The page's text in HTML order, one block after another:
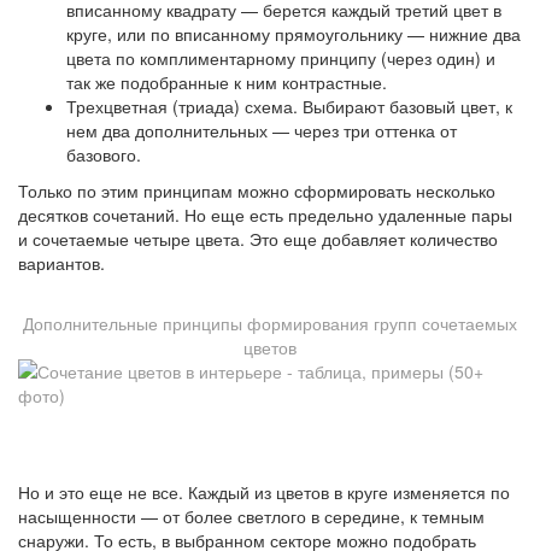
вписанному квадрату — берется каждый третий цвет в
круге, или по вписанному прямоугольнику — нижние два
цвета по комплиментарному принципу (через один) и
так же подобранные к ним контрастные.
Трехцветная (триада) схема. Выбирают базовый цвет, к
нем два дополнительных — через три оттенка от
базового.
Только по этим принципам можно сформировать несколько
десятков сочетаний. Но еще есть предельно удаленные пары
и сочетаемые четыре цвета. Это еще добавляет количество
вариантов.
Дополнительные принципы формирования групп сочетаемых
цветов
Но и это еще не все. Каждый из цветов в круге изменяется по
насыщенности — от более светлого в середине, к темным
снаружи. То есть, в выбранном секторе можно подобрать